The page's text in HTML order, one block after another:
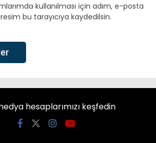
kullanılması için adım, e-posta
bu tarayıcıya kaydedilsin.
hesaplarımızı keşfedin